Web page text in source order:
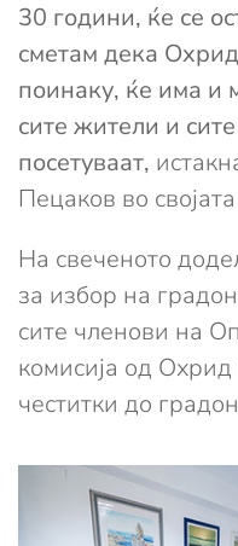
30 години, ќе се
сметам дека
поинаку, ќе има и
сите жители и
посетуваат,
Пецаков во
На свеченото
за избор на
сите членови на
комисија од Охрид
честитки до